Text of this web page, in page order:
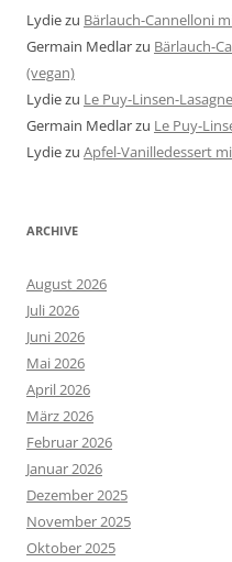
Lydiezu Bärlauch-Cannelloni
Germain Medlarzu Bärlauch-
(vegan)
Lydiezu Le Puy-Linsen-
Germain Medlarzu Le Puy-
Lydiezu Apfel-Vanilledessert
ARCHIVE
August 2026
Juli 2026
Juni 2026
Mai 2026
April 2026
März 2026
Februar 2026
Januar 2026
Dezember 2025
November 2025
Oktober 2025